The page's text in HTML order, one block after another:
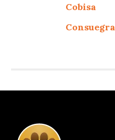
Cobisa
Consuegra